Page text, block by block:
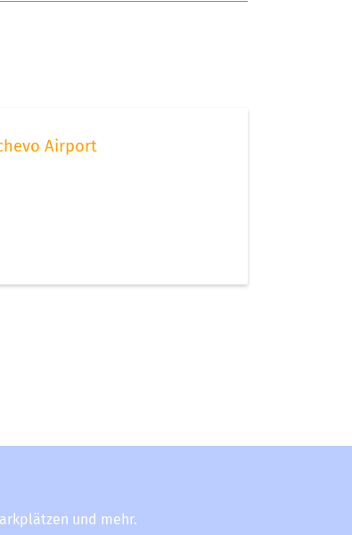
Airport
und mehr.